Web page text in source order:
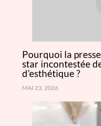
Pourquoi la
star incontestée
d’esthétique ?
MAI 23, 2026